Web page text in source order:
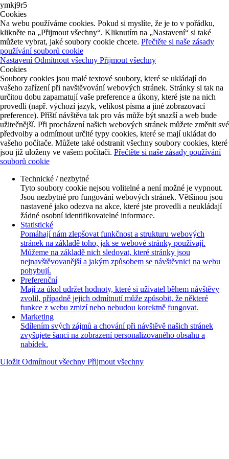
ymkj9r5
Cookies
Na webu používáme cookies. Pokud si myslíte, že je to v pořádku,
klikněte na „Přijmout všechny“. Kliknutím na „Nastavení“ si také
můžete vybrat, jaké soubory cookie chcete. Přečtěte si naše zásady
používání souborů cookie
NastaveníOdmítnout všechny Přijmout všechny
Cookies
Soubory cookies jsou malé textové soubory, které se ukládají do
vašeho zařízení při navštěvování webových stránek. Stránky si tak na
určitou dobu zapamatují vaše preference a úkony, které jste na nich
provedli (např. výchozí jazyk, velikost písma a jiné zobrazovací
preference). Příští návštěva tak pro vás může být snazší a web bude
užitečnější. Při procházení našich webových stránek můžete změnit své
předvolby a odmítnout určité typy cookies, které se mají ukládat do
vašeho počítače. Můžete také odstranit všechny soubory cookies, které
jsou již uloženy ve vašem počítači. Přečtěte si naše zásady používání
souborů cookie
Technické / nezbytné
Tyto soubory cookie nejsou volitelné a není možné je vypnout.
Jsou nezbytné pro fungování webových stránek. Většinou jsou
nastavené jako odezva na akce, které jste provedli a neukládají
žádné osobní identifikovatelné informace.
Statistické
Pomáhají nám zlepšovat funkčnost a strukturu webových
stránek na základě toho, jak se webové stránky používají.
Můžeme na základě nich sledovat, které stránky jsou
nejnavštěvovanější a jakým způsobem se návštěvnici na webu
pohybují.
Preferenční
Mají za úkol udržet hodnoty, které si uživatel během návštěvy
zvolil, případně jejich odmítnutí může způsobit, že některé
funkce z webu zmizí nebo nebudou korektně fungovat.
Marketing
Sdílením svých zájmů a chování při návštěvě našich stránek
zvyšujete šanci na zobrazení personalizovaného obsahu a
nabídek.
Uložit Odmítnout všechny Přijmout všechny